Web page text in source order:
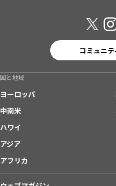
コミュニ
国と地域
ヨーロッパ
中南米
ハワイ
アジア
アフリカ